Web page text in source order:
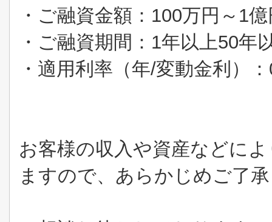
・ご融資金額： 100万円～ 1億
・ご融資期間： 1年以上50年
・適用利率（年/変動金利）：
お客様の収入や資産などに
ますので、あらかじめご了